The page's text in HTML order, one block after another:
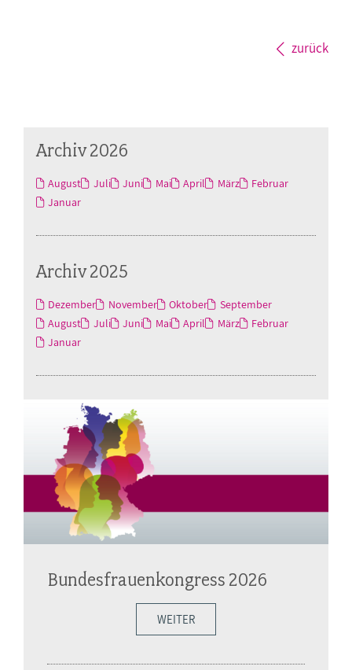
zurück
Archiv 2026
August Juli Juni Mai April März
Februar
Januar
Archiv 2025
Dezember November Oktober
September
August
Juli Juni Mai April März
Februar
Januar
Bundesfrauenkongress 2026
WEITER